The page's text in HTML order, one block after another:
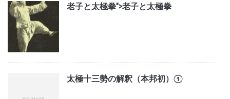
老子と太極拳">老子と太極拳
太極十三勢の解釈（本邦初）①